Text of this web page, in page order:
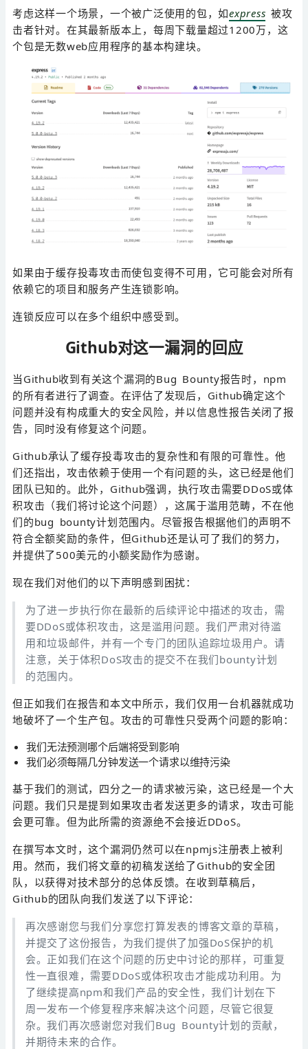
考虑这样一个场景，一个被广泛使用的包，如express 被攻
击者针对。在其最新版本上，每周下载量超过1200万，这
个包是无数web应用程序的基本构建块。
如果由于缓存投毒攻击而使包变得不可用，它可能会对所有
依赖它的项目和服务产生连锁影响。
连锁反应可以在多个组织中感受到。
Github对这一漏洞的回应
当Github收到有关这个漏洞的Bug Bounty报告时，npm
的所有者进行了调查。在评估了发现后，Github确定这个
问题并没有构成重大的安全风险，并以信息性报告关闭了报
告，同时没有修复这个问题。
Github承认了缓存投毒攻击的复杂性和有限的可靠性。他
们还指出，攻击依赖于使用一个有问题的头，这已经是他们
团队已知的。此外，Github强调，执行攻击需要DDoS或体
积攻击（我们将讨论这个问题），这属于滥用范畴，不在他
们的bug bounty计划范围内。尽管报告根据他们的声明不
符合全额奖励的条件，但Github还是认可了我们的努力，
并提供了500美元的小额奖励作为感谢。
现在我们对他们的以下声明感到困扰：
为了进一步执行你在最新的后续评论中描述的攻击，需
要DDoS或体积攻击，这是滥用问题。我们严肃对待滥
用和垃圾邮件，并有一个专门的团队追踪垃圾用户。请
注意，关于体积DoS攻击的提交不在我们bounty计划
的范围内。
但正如我们在报告和本文中所示，我们仅用一台机器就成功
地破坏了一个生产包。攻击的可靠性只受两个问题的影响：
我们无法预测哪个后端将受到影响
我们必须每隔几分钟发送一个请求以维持污染
基于我们的测试，四分之一的请求被污染，这已经是一个大
问题。我们只是提到如果攻击者发送更多的请求，攻击可能
会更可靠。但为此所需的资源绝不会接近DDoS。
在撰写本文时，这个漏洞仍然可以在npmjs注册表上被利
用。然而，我们将文章的初稿发送给了Github的安全团
队，以获得对技术部分的总体反馈。在收到草稿后，
Github的团队向我们发送了以下评论：
再次感谢您与我们分享您打算发表的博客文章的草稿，
并提交了这份报告，为我们提供了加强DoS保护的机
会。正如我们在这个问题的历史中讨论的那样，可重复
性一直很难，需要DDoS或体积攻击才能成功利用。为
了继续提高npm和我们产品的安全性，我们计划在下
周一发布一个修复程序来解决这个问题，尽管它很复
杂。我们再次感谢您对我们Bug Bounty计划的贡献，
并期待未来的合作。